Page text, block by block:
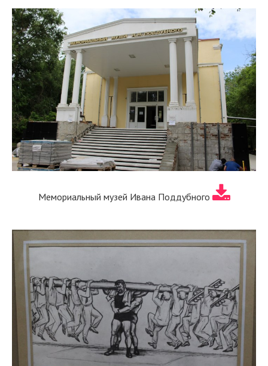
Мемориальный музей Ивана Поддубного